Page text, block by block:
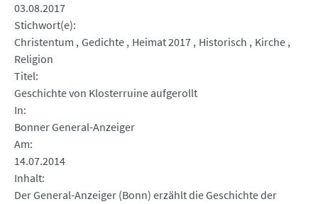
03.08.2017
Stichwort(e)
Christentum Gedichte Heimat 2017 Historisch
Kirche
Religion
Titel
Geschichte von Klosterruine aufgerollt
In
Bonner General-Anzeiger
Am
14.07.2014
Inhalt
Der General-Anzeiger (Bonn) erzählt die Geschichte der